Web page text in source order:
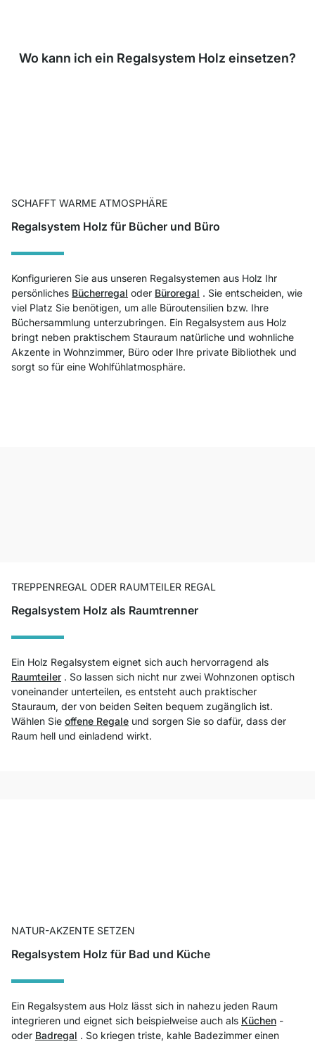
Wo kann ich ein Regalsystem Holz einsetzen?
SCHAFFT WARME ATMOSPHÄRE
Regalsystem Holz für Bücher und Büro
Konfigurieren Sie aus unseren Regalsystemen aus Holz Ihr
persönliches Bücherregal oder Büroregal . Sie entscheiden, wie
viel Platz Sie benötigen, um alle Büroutensilien bzw. Ihre
Büchersammlung unterzubringen. Ein Regalsystem aus Holz
bringt neben praktischem Stauraum natürliche und wohnliche
Akzente in Wohnzimmer, Büro oder Ihre private Bibliothek und
sorgt so für eine Wohlfühlatmosphäre.
TREPPENREGAL ODER RAUMTEILER REGAL
Regalsystem Holz als Raumtrenner
Ein Holz Regalsystem eignet sich auch hervorragend als
Raumteiler . So lassen sich nicht nur zwei Wohnzonen optisch
voneinander unterteilen, es entsteht auch praktischer
Stauraum, der von beiden Seiten bequem zugänglich ist.
Wählen Sie offene Regale und sorgen Sie so dafür, dass der
Raum hell und einladend wirkt.
NATUR-AKZENTE SETZEN
Regalsystem Holz für Bad und Küche
Ein Regalsystem aus Holz lässt sich in nahezu jeden Raum
integrieren und eignet sich beispielweise auch als Küchen -
oder Badregal . So kriegen triste, kahle Badezimmer einen